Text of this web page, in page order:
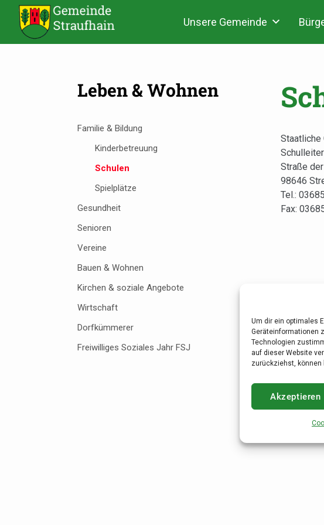
Um dir ein optimales
Geräteinformationen
Technologien
auf dieser Website
zurückziehst, können
Akzeptieren
Unsere Gemeinde
Staatliche
Straße
98646
Tel.:
Fax:
Leben & Wohnen
Familie & Bildung
Kinderbetreuung
Schulen
Spielplätze
Gesundheit
Senioren
Vereine
Bauen & Wohnen
Kirchen & soziale Angebote
Wirtschaft
Dorfkümmerer
Freiwilliges Soziales Jahr FSJ